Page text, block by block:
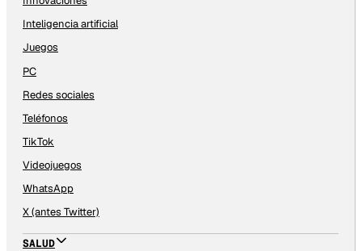
Inteligencia artificial
Juegos
PC
Redes sociales
Teléfonos
TikTok
Videojuegos
WhatsApp
X (antes Twitter)
SALUD